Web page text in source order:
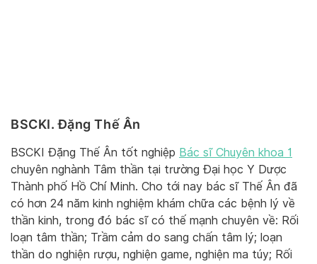
BSCKI. Đặng Thế Ân
BSCKI Đặng Thế Ân tốt nghiệp Bác sĩ Chuyên khoa 1
chuyên nghành Tâm thần tại trường Đại học Y Dược
Thành phố Hồ Chí Minh. Cho tới nay bác sĩ Thế Ân đã
có hơn 24 năm kinh nghiệm khám chữa các bệnh lý về
thần kinh, trong đó bác sĩ có thế mạnh chuyên về: Rối
loạn tâm thần; Trầm cảm do sang chấn tâm lý; loạn
thần do nghiện rượu, nghiện game, nghiện ma túy; Rối